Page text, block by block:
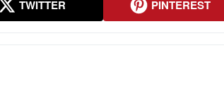
TWITTER PINTEREST